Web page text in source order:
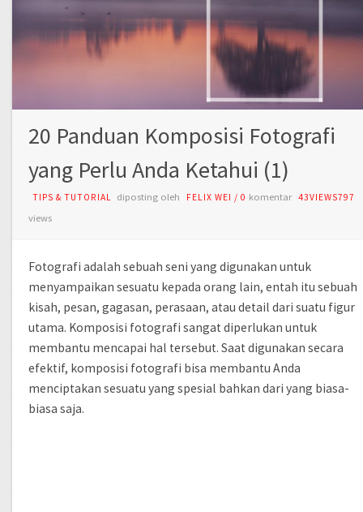
20 Panduan Komposisi Fotografi
yang Perlu Anda Ketahui (1)
TIPS & TUTORIAL diposting oleh FELIX WEI / 0 komentar 43VIEWS797
views
Fotografi adalah sebuah seni yang digunakan untuk
menyampaikan sesuatu kepada orang lain, entah itu sebuah
kisah, pesan, gagasan, perasaan, atau detail dari suatu figur
utama. Komposisi fotografi sangat diperlukan untuk
membantu mencapai hal tersebut. Saat digunakan secara
efektif, komposisi fotografi bisa membantu Anda
menciptakan sesuatu yang spesial bahkan dari yang biasa-
biasa saja.